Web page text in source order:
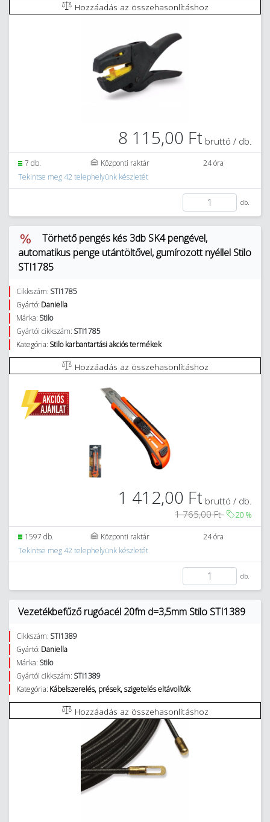
Hozzáadás az összehasonlításhoz
8 115,00 Ft bruttó / db.
7 db. Központi raktár
24 óra
Tekintse meg 42 telephelyünk készletét
db.
Törhető pengés kés 3db SK4 pengével,
automatikus penge utántöltővel, gumírozott nyéllel Stilo
STI1785
Cikkszám: STI1785
Gyártó: Daniella
Márka: Stilo
Gyártói cikkszám: STI1785
Kategória: Stilo karbantartási akciós termékek
Hozzáadás az összehasonlításhoz
1 412,00 Ft bruttó / db.
1 765,00 Ft
20 %
1597 db. Központi raktár
24 óra
Tekintse meg 42 telephelyünk készletét
db.
Vezetékbefűző rugóacél 20fm d=3,5mm Stilo STI1389
Cikkszám: STI1389
Gyártó: Daniella
Márka: Stilo
Gyártói cikkszám: STI1389
Kategória: Kábelszerelés, prések, szigetelés eltávolítók
Hozzáadás az összehasonlításhoz